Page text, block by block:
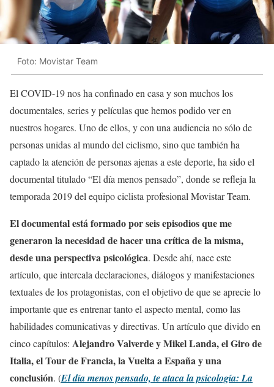
Foto: Movistar Team
El COVID-19 nos ha confinado en casa y son muchos los
documentales, series y películas que hemos podido ver en
nuestros hogares. Uno de ellos, y con una audiencia no sólo de
personas unidas al mundo del ciclismo, sino que también ha
captado la atención de personas ajenas a este deporte, ha sido el
documental titulado “El día menos pensado”, donde se refleja la
temporada 2019 del equipo ciclista profesional Movistar Team.
El documental está formado por seis episodios que me
generaron la necesidad de hacer una crítica de la misma,
desde una perspectiva psicológica. Desde ahí, nace este
artículo, que intercala declaraciones, diálogos y manifestaciones
textuales de los protagonistas, con el objetivo de que se aprecie lo
importante que es entrenar tanto el aspecto mental, como las
habilidades comunicativas y directivas. Un artículo que divido en
cinco capítulos: Alejandro Valverde y Mikel Landa, el Giro de
Italia, el Tour de Francia, la Vuelta a España y una
conclusión. (El día menos pensado, te ataca la psicología: La